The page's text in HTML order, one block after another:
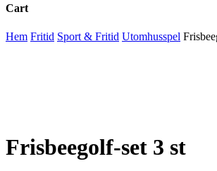
Cart
Close
Hem Fritid Sport & Fritid Utomhusspel
Frisbeegolf-set 3 st